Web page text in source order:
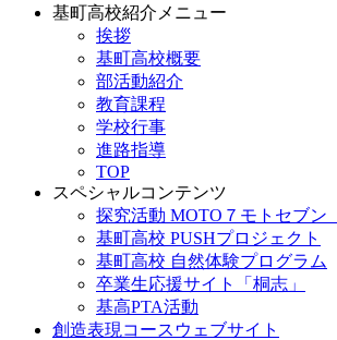
基町高校紹介メニュー
挨拶
基町高校概要
部活動紹介
教育課程
学校行事
進路指導
TOP
スペシャルコンテンツ
探究活動 MOTO７モトセブン
基町高校 PUSHプロジェクト
基町高校 自然体験プログラム
卒業生応援サイト「桐志」
基高PTA活動
創造表現コースウェブサイト